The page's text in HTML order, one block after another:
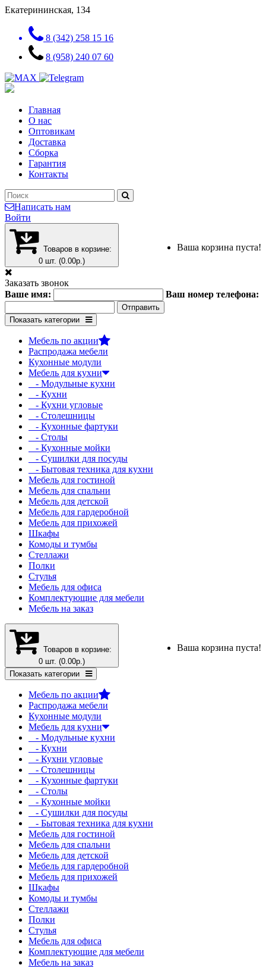
Екатерининская, 134
8 (342) 258 15 16
8 (958) 240 07 60
Главная
О нас
Оптовикам
Доставка
Сборка
Гарантия
Контакты
Написать нам
Войти
Товаров в корзине:
0 шт. (0.00р.)
Ваша корзина пуста!
Заказать звонок
Ваше имя:
Ваш номер телефона:
Показать категории
Мебель по акции
Распродажа мебели
Кухонные модули
Мебель для кухни
- Модульные кухни
- Кухни
- Кухни угловые
- Столешницы
- Кухонные фартуки
- Столы
- Кухонные мойки
- Сушилки для посуды
- Бытовая техника для кухни
Мебель для гостиной
Мебель для спальни
Мебель для детской
Мебель для гардеробной
Мебель для прихожей
Шкафы
Комоды и тумбы
Стеллажи
Полки
Стулья
Мебель для офиса
Комплектующие для мебели
Мебель на заказ
Товаров в корзине:
0 шт. (0.00р.)
Ваша корзина пуста!
Показать категории
Мебель по акции
Распродажа мебели
Кухонные модули
Мебель для кухни
- Модульные кухни
- Кухни
- Кухни угловые
- Столешницы
- Кухонные фартуки
- Столы
- Кухонные мойки
- Сушилки для посуды
- Бытовая техника для кухни
Мебель для гостиной
Мебель для спальни
Мебель для детской
Мебель для гардеробной
Мебель для прихожей
Шкафы
Комоды и тумбы
Стеллажи
Полки
Стулья
Мебель для офиса
Комплектующие для мебели
Мебель на заказ